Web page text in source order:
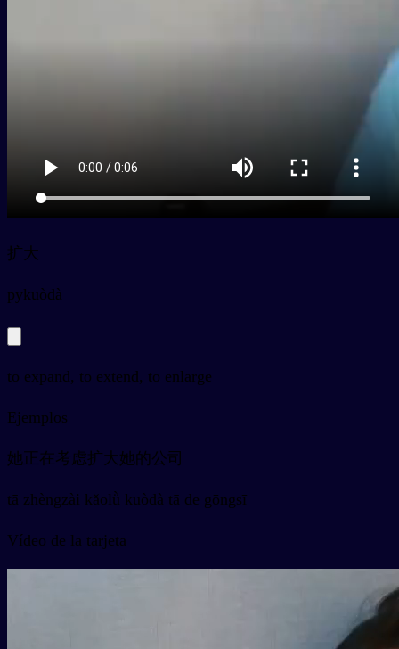
扩大
pykuòdà
to expand, to extend, to enlarge
Ejemplos
她正在考虑扩大她的公司
tā zhèngzài kǎolǜ kuòdà tā de gōngsī
Vídeo de la tarjeta